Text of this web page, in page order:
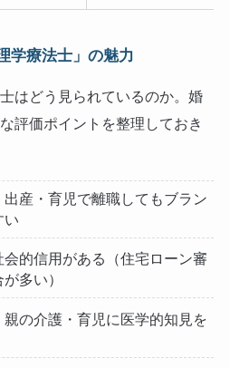
学療法士」の魅力
はどう見られているのか。婚
評価ポイントを整理しておき
産・育児で離職してもブラン
い
的信用がある（住宅ローン審
多い）
の介護・育児に医学的知見を